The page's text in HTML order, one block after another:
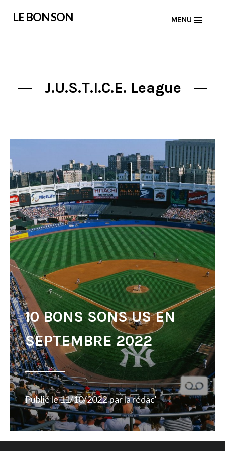
LE BON SON MENU
J.U.S.T.I.C.E. League
10 BONS SONS US EN
SEPTEMBRE 2022
Publié le11/10/2022 parla rédac'